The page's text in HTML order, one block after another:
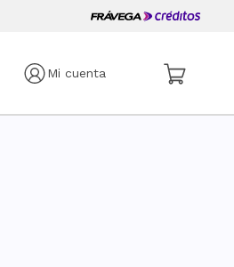
Mi cuenta